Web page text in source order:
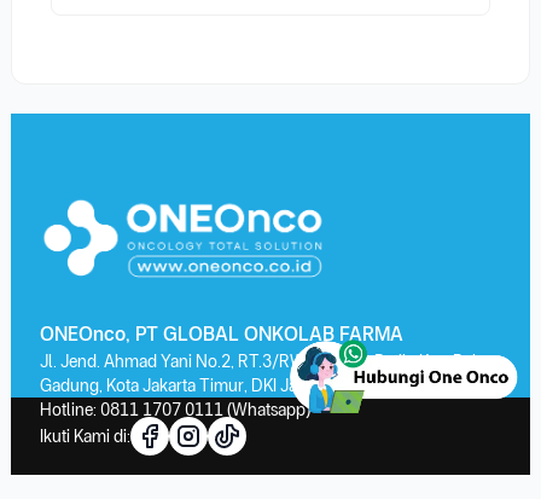
ONEOnco, PT GLOBAL ONKOLAB FARMA
Jl. Jend. Ahmad Yani No.2, RT.3/RW.13, Kayu Putih, Kec. Pulo
Gadung, Kota Jakarta Timur, DKI Jakarta 13210
Hotline: 0811 1707 0111 (Whatsapp)
Ikuti Kami di: